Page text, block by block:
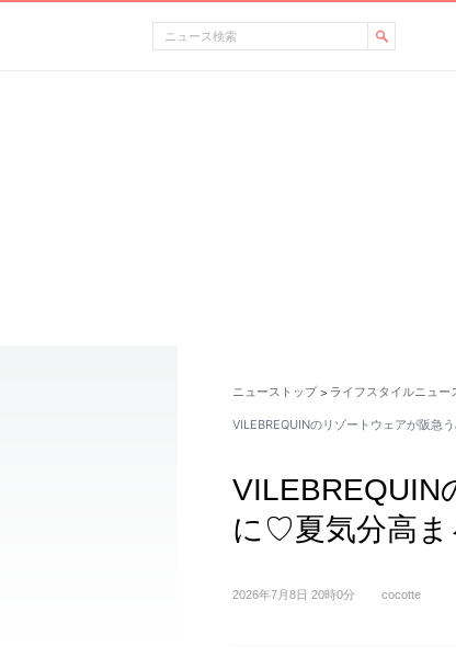
ニューストップ > ライフスタイルニュー
VILEBREQUINのリゾートウェアが阪急
VILEBREQUIN
に♡夏気分高ま
2026年7月8日 20時0分 cocotte